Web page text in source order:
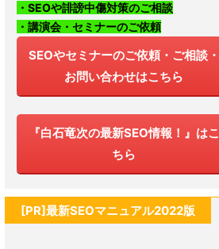
・SEOや誹謗中傷対策のご相談
・講演会・セミナーのご依頼
SEOやセミナーのご依頼・ご相談・
お問い合わせはこちら
『白石竜次の最新SEO情報！』はこ
ちら
[PR]最新SEOマニュアル2022版